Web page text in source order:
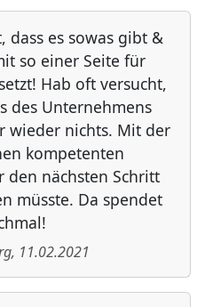
dass es sowas gibt &
so einer Seite für
Hab oft versucht,
des Unternehmens
wieder nichts. Mit der
kompetenten
den nächsten Schritt
müsste. Da spendet
, 11.02.2021